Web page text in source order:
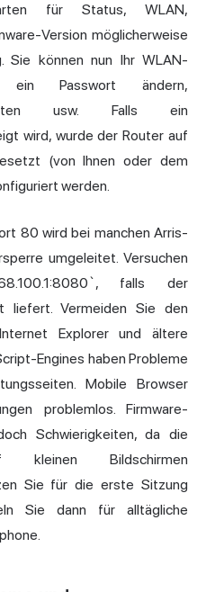
für Status, WLAN,
Version möglicherweise
Sie können nun Ihr WLAN-
ein Passwort ändern,
usw. Falls ein
wird, wurde der Router auf
(von Ihnen oder dem
werden.
80 wird bei manchen Arris-
umgeleitet. Versuchen
falls der
liefert. Vermeiden Sie den
Explorer und ältere
Engines haben Probleme
Mobile Browser
problemlos. Firmware-
Schwierigkeiten, da die
kleinen Bildschirmen
Sie für die erste Sitzung
Sie dann für alltägliche